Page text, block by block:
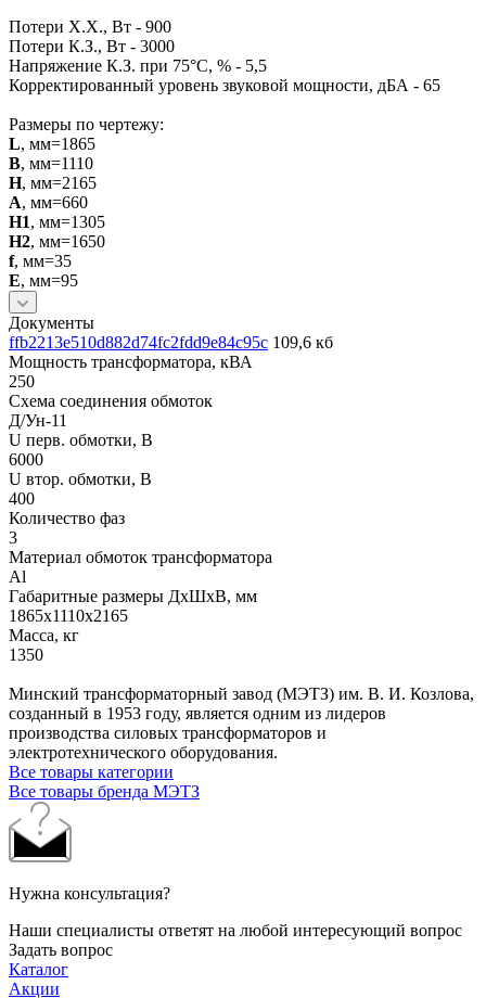
Потери Х.Х., Вт - 900
Потери К.З., Вт - 3000
Напряжение К.З. при 75°С, % - 5,5
Корректированный уровень звуковой мощности, дБА - 65
Размеры по чертежу:
L, мм=1865
B, мм=1110
H, мм=2165
A, мм=660
H1, мм=1305
H2, мм=1650
f, мм=35
E, мм=95
Документы
ffb2213e510d882d74fc2fdd9e84c95c 109,6 кб
Мощность трансформатора, кВА
250
Схема соединения обмоток
Д/Ун-11
U перв. обмотки, В
6000
U втор. обмотки, В
400
Количество фаз
3
Материал обмоток трансформатора
Al
Габаритные размеры ДхШхВ, мм
1865х1110х2165
Масса, кг
1350
Минский трансформаторный завод (МЭТЗ) им. В. И. Козлова,
созданный в 1953 году, является одним из лидеров
производства силовых трансформаторов и
электротехнического оборудования.
Все товары категории
Все товары бренда МЭТЗ
Нужна консультация?
Наши специалисты ответят на любой интересующий вопрос
Задать вопрос
Каталог
Акции